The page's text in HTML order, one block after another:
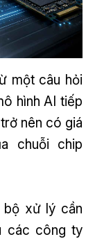
một câu hỏi
hình AI tiếp
nên có giá
chuỗi chip
bộ xử lý cần
các công ty